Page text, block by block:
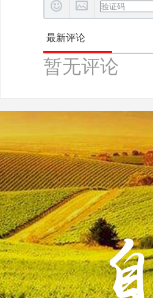
最新评论
暂无评论